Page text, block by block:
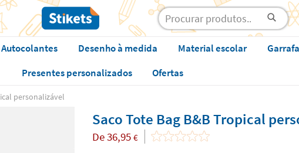
Autocolantes Desenho à medida Material escolar
Presentes personalizados
Ofertas
personalizável
Saco Tote Bag B&B Tropical
De36,95 €